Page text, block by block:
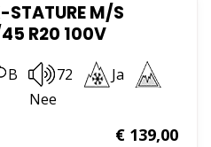
STATURE M/S
R20 100V
B 72
Ja
Nee
€139,00